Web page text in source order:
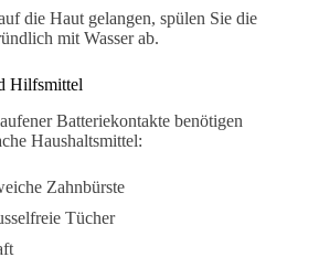
die Haut gelangen, spülen Sie die
mit Wasser ab.
Hilfsmittel
Batteriekontakte benötigen
Haushaltsmittel:
Zahnbürste
Tücher